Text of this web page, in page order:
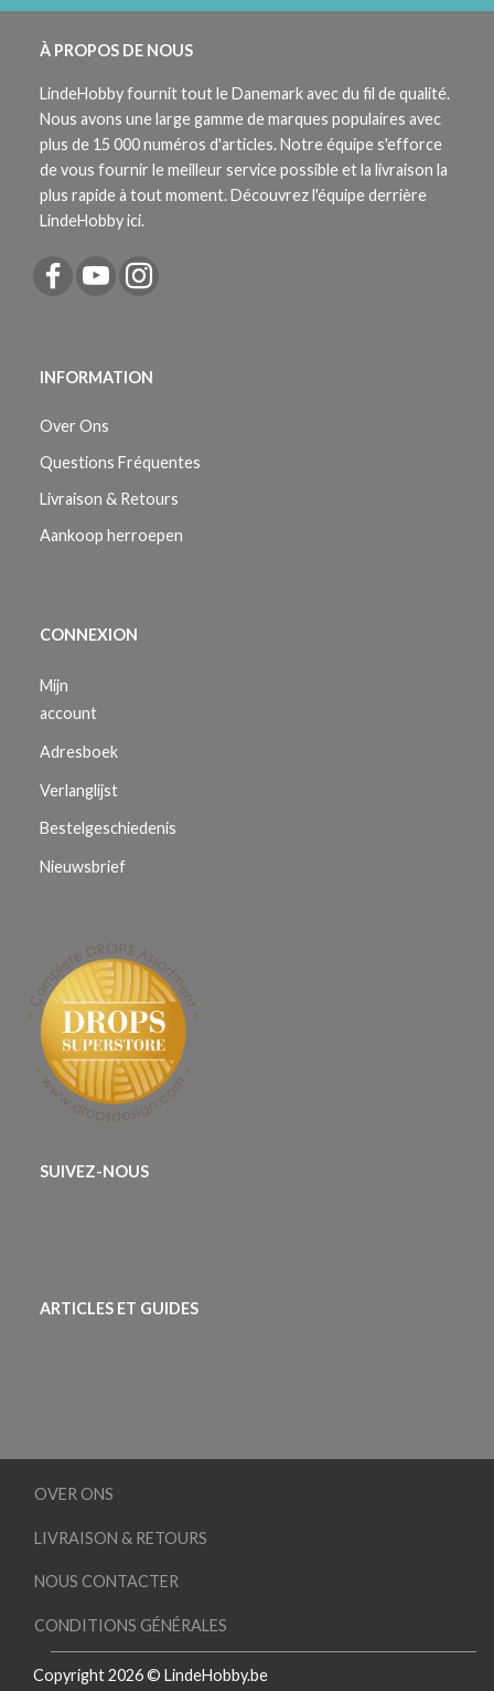
À PROPOS DE NOUS
LindeHobby fournit tout le Danemark avec du fil de qualité.
Nous avons une large gamme de marques populaires avec
plus de 15 000 numéros d'articles. Notre équipe s'efforce
de vous fournir le meilleur service possible et la livraison la
plus rapide à tout moment. Découvrez l'équipe derrière
LindeHobby ici.
INFORMATION
Over Ons
Questions Fréquentes
Livraison & Retours
Aankoop herroepen
CONNEXION
Mijn
account
Adresboek
Verlanglijst
Bestelgeschiedenis
Nieuwsbrief
SUIVEZ-NOUS
ARTICLES ET GUIDES
OVER ONS
LIVRAISON & RETOURS
NOUS CONTACTER
CONDITIONS GÉNÉRALES
Copyright 2026 © LindeHobby.be